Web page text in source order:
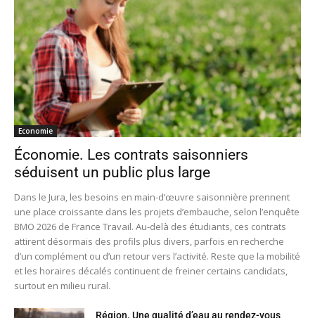
Economie
Économie. Les contrats saisonniers
séduisent un public plus large
Dans le Jura, les besoins en main-d’œuvre saisonnière prennent
une place croissante dans les projets d’embauche, selon l’enquête
BMO 2026 de France Travail. Au-delà des étudiants, ces contrats
attirent désormais des profils plus divers, parfois en recherche
d’un complément ou d’un retour vers l’activité. Reste que la mobilité
et les horaires décalés continuent de freiner certains candidats,
surtout en milieu rural.
Région. Une qualité d’eau au rendez-vous